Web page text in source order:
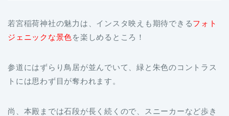
若宮稲荷神社の魅力は、インスタ映えも期待できるフォト
ジェニックな景色を楽しめるところ！
参道にはずらり鳥居が並んでいて、緑と朱色のコントラス
トには思わず目が奪われます。
尚、本殿までは石段が長く続くので、スニーカーなど歩き